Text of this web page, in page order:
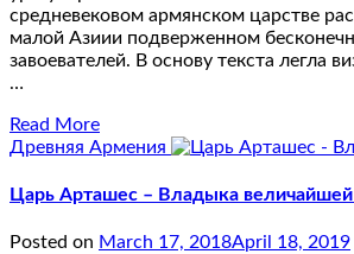
средневековом армянском царстве
малой Азиии подверженном
завоевателей. В основу текста легла
…
Read More
Древняя Армения
Царь Арташес – Владыка
Posted on March 17, 2018April 18, 2019